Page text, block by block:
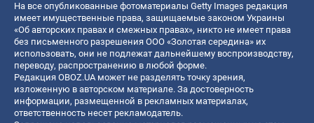
На все опубликованные фотоматериалы Getty Images редакция
имеет имущественные права, защищаемые законом Украины
«Об авторских правах и смежных правах», никто не имеет права
без письменного разрешения ООО «Золотая середина» их
использовать, они не подлежат дальнейшему воспроизводству,
переводу, распространению в любой форме.
Редакция OBOZ.UA может не разделять точку зрения,
изложенную в авторском материале. За достоверность
информации, размещенной в рекламных материалах,
ответственность несет рекламодатель.